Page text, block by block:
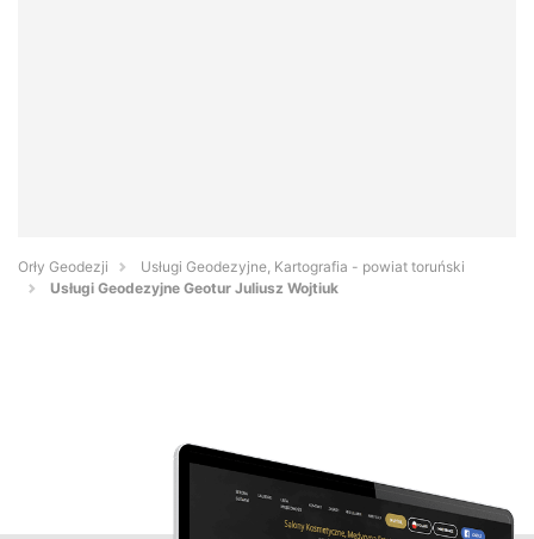
Orły Geodezji
Usługi Geodezyjne, Kartografia - powiat toruński
Usługi Geodezyjne Geotur Juliusz Wojtiuk